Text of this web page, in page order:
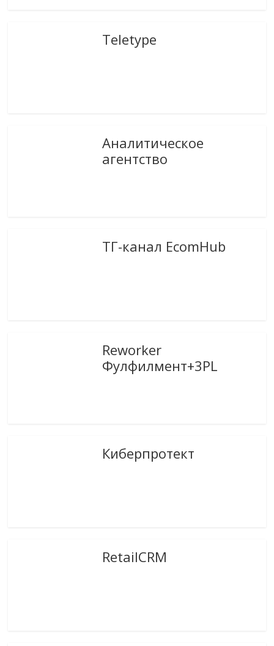
Teletype
Аналитическое
агентство
ТГ-канал EcomHub
Reworker
Фулфилмент+3PL
Киберпротект
RetailCRM